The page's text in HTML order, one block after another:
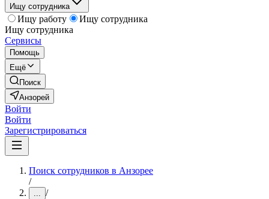
Ищу сотрудника
Ищу работу
Ищу сотрудника
Ищу сотрудника
Сервисы
Помощь
Ещё
Поиск
Анзорей
Войти
Войти
Зарегистрироваться
Поиск сотрудников в Анзорее
/
... /